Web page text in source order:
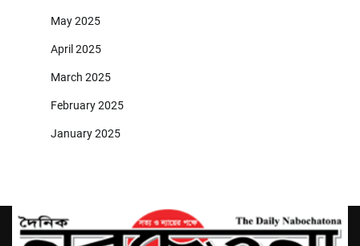
May 2025
April 2025
March 2025
February 2025
January 2025